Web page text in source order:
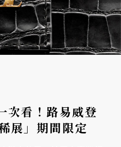
看！路易威登
展」期間限定